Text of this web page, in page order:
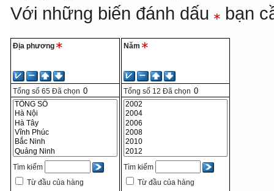
Với những biến đánh dấu bạn
Địa phương
Tổng số 65 Đã chọn
Tìm kiếm
Từ đầu của hàng
Năm
Tổng số 12 Đã chọn
Tìm kiếm
Từ đầu của hàng